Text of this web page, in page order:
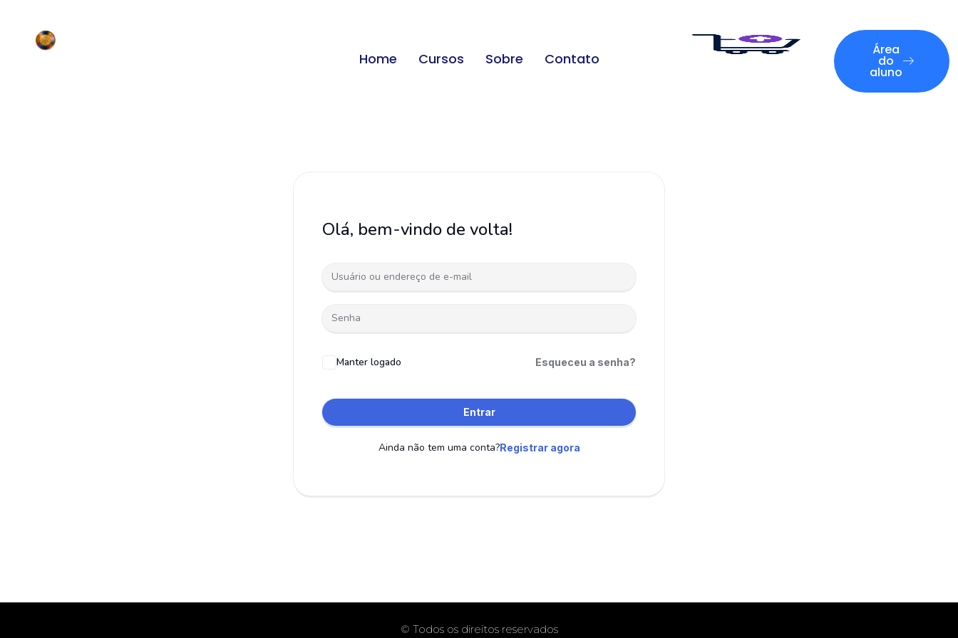
Home Cursos Sobre Contato Área
do
aluno
Olá, bem-vindo de volta!
Manter logado Esqueceu a senha?
Entrar
Ainda não tem uma conta?Registrar agora
© Todos os direitos reservados